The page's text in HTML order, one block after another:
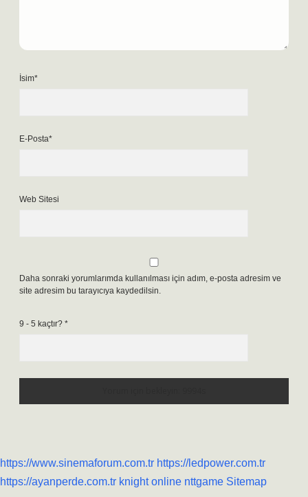
İsim*
E-Posta*
Web Sitesi
Daha sonraki yorumlarımda kullanılması için adım, e-posta adresim ve
site adresim bu tarayıcıya kaydedilsin.
9 - 5 kaçtır? *
https://www.sinemaforum.com.tr https://ledpower.com.tr
https://ayanperde.com.tr knight online nttgame Sitemap